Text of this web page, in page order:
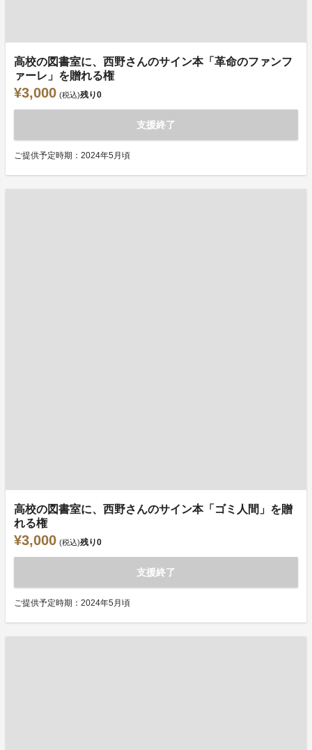
高校の図書室に、西野さんのサイン本「革命のファンフ
ァーレ」を贈れる権
¥3,000 (税込)残り0
支援終了
ご提供予定時期：2024年5月頃
高校の図書室に、西野さんのサイン本「ゴミ人間」を贈
れる権
¥3,000 (税込)残り0
支援終了
ご提供予定時期：2024年5月頃